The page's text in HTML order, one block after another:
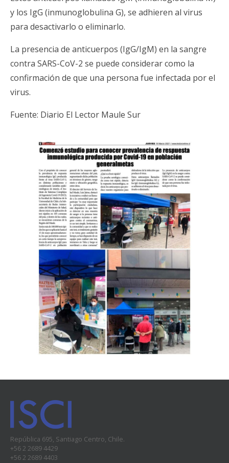
y los IgG (inmunoglobulina G), se adhieren al virus
para desactivarlo o eliminarlo.
La presencia de anticuerpos (IgG/IgM) en la sangre
contra SARS-CoV-2 se puede considerar como la
confirmación de que una persona fue infectada por el
virus.
Fuente: Diario El Lector Maule Sur
República 695, Santiago Centro, Chile.
+56 2 2689 4429
+56 2 2689 4403